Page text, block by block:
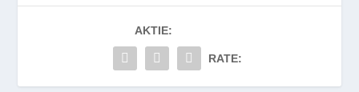
AKTIE:
RATE: